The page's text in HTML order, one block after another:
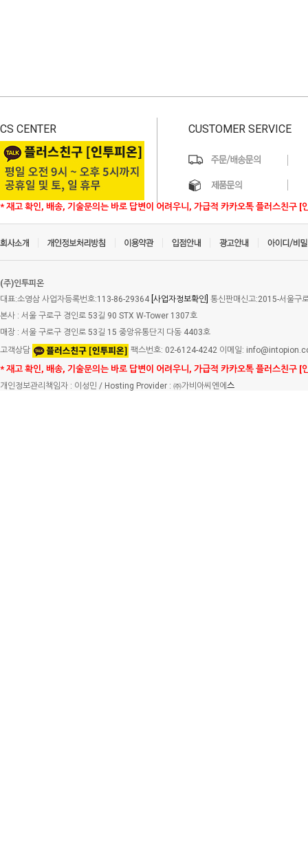
CS CENTER
* 재고 확인, 배송, 기술문의는 바로 답변이 어려우니, 가급적 카카오톡 플러스친구 [
CUSTOMER SERVICE
(주)인투피온
대표:소영삼 사업자등록번호:113-86-29364 [사업자정보확인] 통신판매신고:2015-서울구
본사 : 서울 구로구 경인로 53길 90 STX W-Tower 1307호
매장 : 서울 구로구 경인로 53길 15 중앙유통단지 다동 4403호
고객상담
팩스번호: 02-6124-4242 이메일:
* 재고 확인, 배송, 기술문의는 바로 답변이 어려우니, 가급적 카카오톡 플러스친구 [
개인정보관리책임자 : 이성민 / Hosting Provider : ㈜가비아씨엔에 스